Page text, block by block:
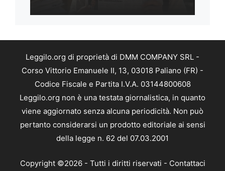
Leggilo.org di proprietà di DMM COMPANY SRL -
Corso Vittorio Emanuele II, 13, 03018 Paliano (FR) -
Codice Fiscale e Partita I.V.A. 03144800608
Leggilo.org non è una testata giornalistica, in quanto
viene aggiornato senza alcuna periodicità. Non può
pertanto considerarsi un prodotto editoriale ai sensi
della legge n. 62 del 07.03.2001
Copyright ©2026 - Tutti i diritti riservati - Contattaci